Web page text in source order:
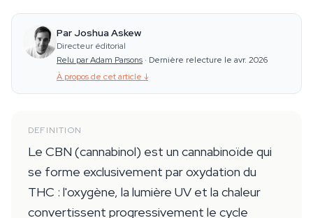
Par Joshua Askew
Directeur éditorial
Relu par Adam Parsons · Dernière relecture le avr. 2026
À propos de cet article ↓
DEFINITION
Le CBN (cannabinol) est un cannabinoïde qui
se forme exclusivement par oxydation du
THC : l'oxygène, la lumière UV et la chaleur
convertissent progressivement le cycle